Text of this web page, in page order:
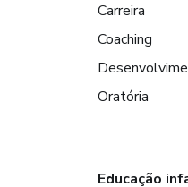
Carreira
Coaching
Oratória
Educação